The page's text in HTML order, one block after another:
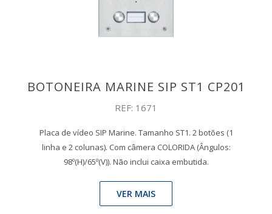
BOTONEIRA MARINE SIP ST1 CP201
REF: 1671
Placa de vídeo SIP Marine. Tamanho ST1. 2 botões (1
linha e 2 colunas). Com câmera COLORIDA (Ângulos:
98º(H)/65º(V)). Não inclui caixa embutida.
VER MAIS